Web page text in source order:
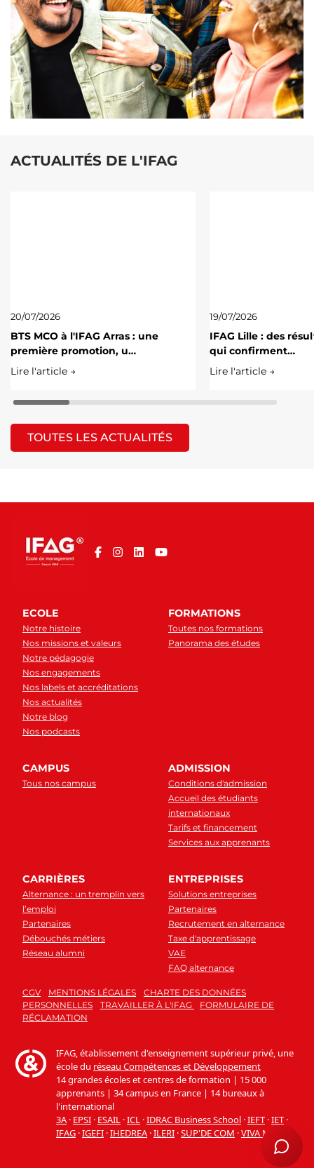
ACTUALITÉS DE L'IFAG
20/07/2026
BTS MCO à l'IFAG Arras : une
première promotion, u…
Lire l'article →
19/07/2026
IFAG Lille : des
qui confirment…
Lire l'article →
TOUTES LES ACTUALITÉS
ECOLE
Notre histoire
Nos missions et valeurs
Notre pédagogie
Nos engagements
Nos labels et accréditations
Nos actualités
Notre blog
Nos podcasts
FORMATIONS
Toutes nos formations
Panorama des études
CAMPUS
Tous nos campus
ADMISSION
Conditions d'admission
Accueil des étudiants
internationaux
Tarifs et financement
Services aux apprenants
CARRIÈRES
Alternance : un tremplin vers
l’emploi
Partenaires
Débouchés métiers
Réseau alumni
ENTREPRISES
Solutions entreprises
Partenaires
Recrutement en alternance
Taxe d'apprentissage
VAE
FAQ alternance
CGV MENTIONS LÉGALES
CHARTE DES DONNÉES
PERSONNELLES
TRAVAILLER À L'IFAG
FORMULAIRE DE
RÉCLAMATION